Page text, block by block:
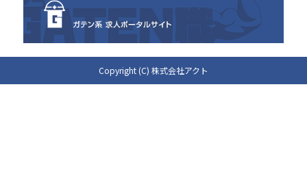
Copyright (C) 株式会社アクト